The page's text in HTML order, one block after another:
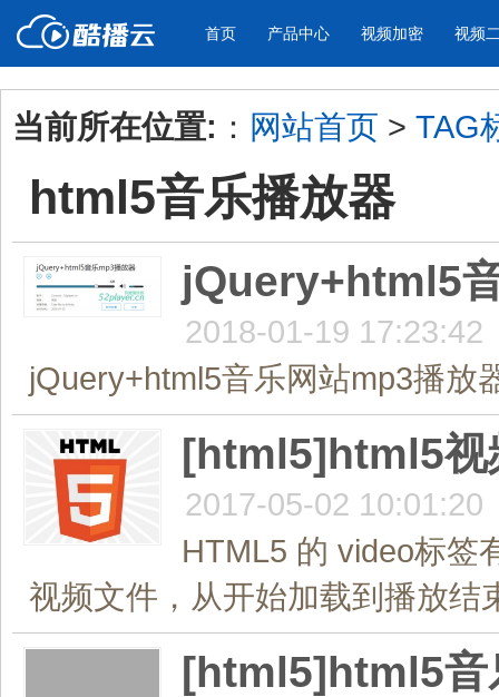
首页 产品中心
产品与新功能
视频加密防下载防录屏
防下载/防盗录/防录屏/防篡改
帮助企业视频
视频加密 视频
应用场景
企业宣传 产品宣传
内容
工作汇报
年会节目
当前所在位置: ： 网站首页 > TAG
html5音乐播放器
jQuery+html5
2018-01-19 17:23:42
jQuery+html5音乐网站mp3播放
[html5]html5视
2017-05-02 10:01:20
HTML5 的 video标签
视频文件，从开始加载到播放结
[html5]html5音